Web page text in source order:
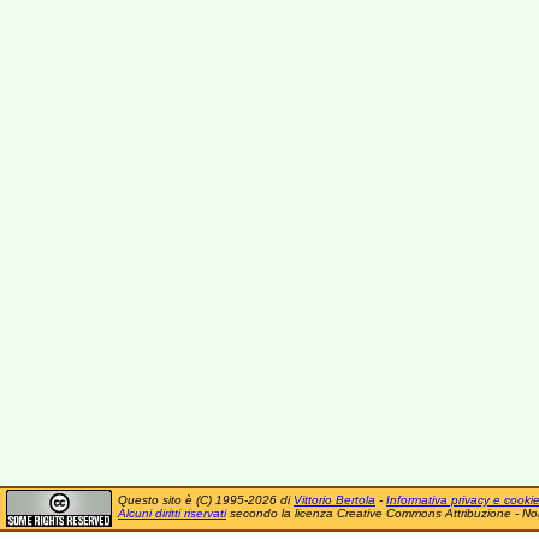
Questo sito è (C) 1995-2026 di Vittorio Bertola - Informativa privacy e cookie
Alcuni diritti riservatisecondo la licenza Creative Commons Attribuzione -